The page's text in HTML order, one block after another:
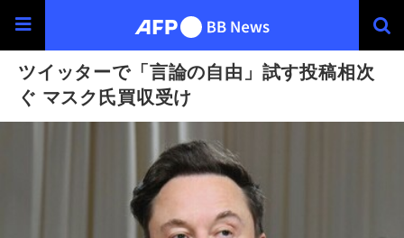
ツイッターで「言論の自由」試す投稿相次
ぐ マスク氏買収受け